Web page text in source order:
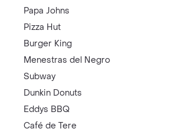
Papa Johns
Pizza Hut
Burger King
Menestras del Negro
Subway
Dunkin Donuts
Eddys BBQ
Café de Tere